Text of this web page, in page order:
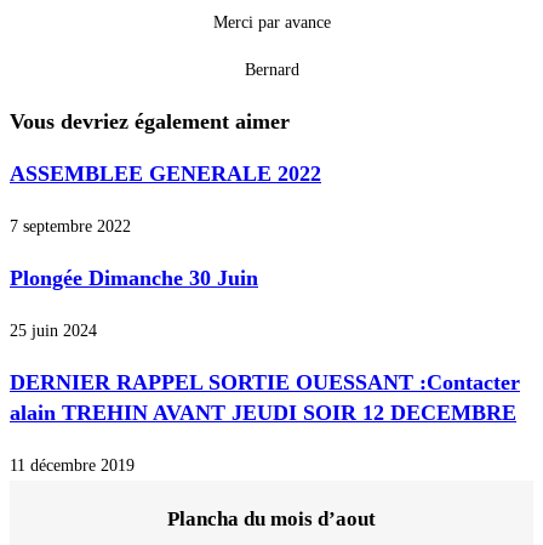
Merci par avance
Bernard
Vous devriez également aimer
ASSEMBLEE GENERALE 2022
7 septembre 2022
Plongée Dimanche 30 Juin
25 juin 2024
DERNIER RAPPEL SORTIE OUESSANT :Contacter
alain TREHIN AVANT JEUDI SOIR 12 DECEMBRE
11 décembre 2019
Plancha du mois d’aout